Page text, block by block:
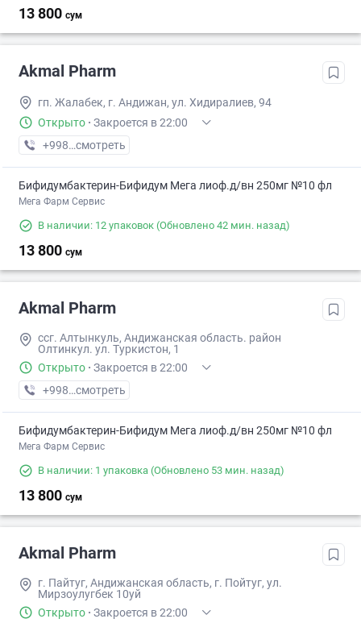
13 800 сум
Akmal Pharm
гп. Жалабек, г. Андижан, ул. Хидиралиев, 94
Открыто · Закроется в 22:00
+998 (90) XXX-XX-XX
смотреть
Бифидумбактерин-Бифидум Мега лиоф.д/вн 250мг №10 фл
Мега Фарм Сервис
В наличии: 12 упаковок (Обновлено 42 мин. назад)
13 800 сум
Akmal Pharm
ссг. Алтынкуль, Андижанская область. район
Олтинкул. ул. Туркистон, 1
Открыто · Закроется в 22:00
+998 (90) XXX-XX-XX
смотреть
Бифидумбактерин-Бифидум Мега лиоф.д/вн 250мг №10 фл
Мега Фарм Сервис
В наличии: 1 упаковка (Обновлено 53 мин. назад)
13 800 сум
Akmal Pharm
г. Пайтуг, Андижанская область, г. Пойтуг, ул.
Мирзоулугбек 10уй
Открыто · Закроется в 22:00